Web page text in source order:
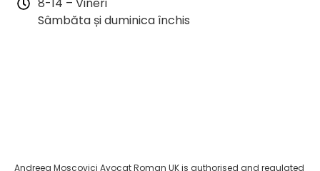
Sâmbăta și duminica închis
Andreea Moscovici Avocat Roman UK is authorised and regulated